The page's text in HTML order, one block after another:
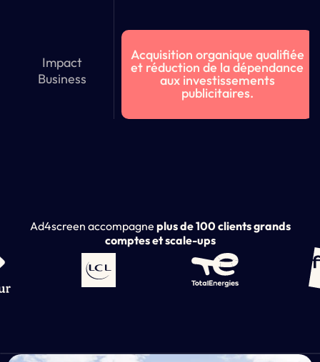
Impact
Business
Acquisition organique qualifiée
et réduction de la dépendance
aux investissements
publicitaires.
Ad4screen accompagne plus de 100 clients grands
comptes et scale-ups